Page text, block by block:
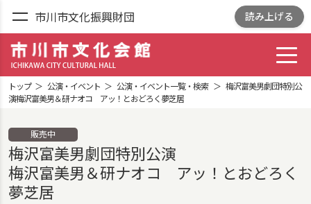
市川市文化振興財団 読み上げる
ICHIKAWA CITY
CULTRURAL HALL
トップ 公演・イベント 公演・イベント一覧・検索
梅沢富美男劇団特別公
演梅沢富美男＆研ナオコ アッ！とおどろく夢芝居
販売中
梅沢富美男劇団特別公演
梅沢富美男＆研ナオコ アッ！とおどろく
夢芝居